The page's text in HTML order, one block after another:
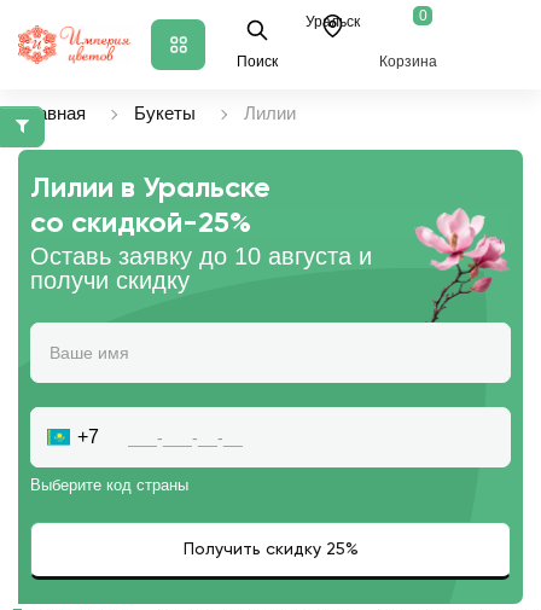
Поиск
Уральск 0
Корзина
Главная Букеты Лилии
Лилии в Уральске
со скидкой-25%
Оставь заявку до 10 августа и
получи скидку
+7
Выберите код страны